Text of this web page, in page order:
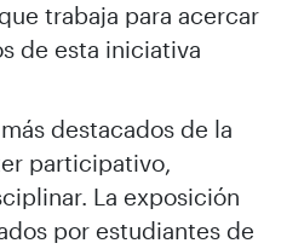
trabaja para acercar
de esta iniciativa
destacados de la
participativo,
La exposición
por estudiantes de